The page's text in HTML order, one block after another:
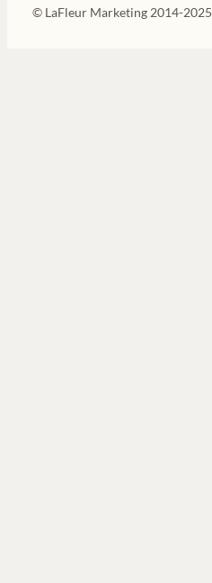
© LaFleur Marketing 2014-2025